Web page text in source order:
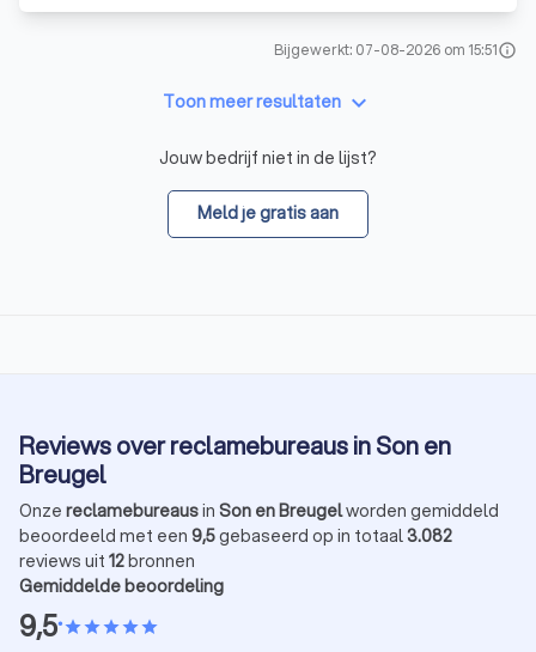
Bijgewerkt: 07-08-2026 om 15:51info
Toon meer resultaten keyboard_arrow_down
Jouw bedrijf niet in de lijst?
Meld je gratis aan
Reviews over reclamebureaus in Son en
Breugel
Onze reclamebureausin Son en Breugelworden gemiddeld
beoordeeld met een 9,5gebaseerd op in totaal3.082
reviews uit 12bronnen
Gemiddelde beoordeling
9,5•starstarstarstarstar